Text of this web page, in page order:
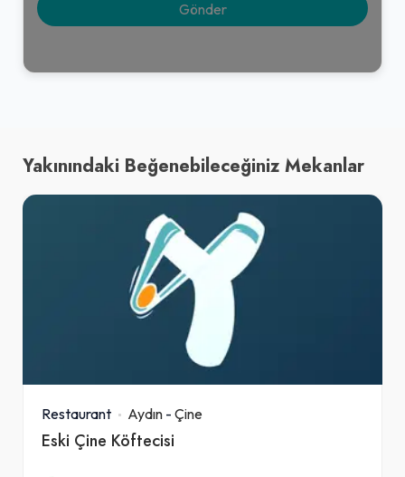
Yakınındaki Beğenebileceğiniz Mekanlar
Restaurant Aydın - Çine
Eski Çine Köftecisi